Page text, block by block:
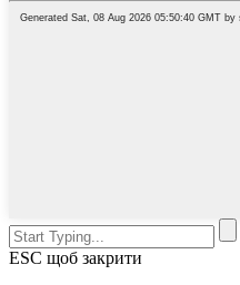
ESC щоб закрити